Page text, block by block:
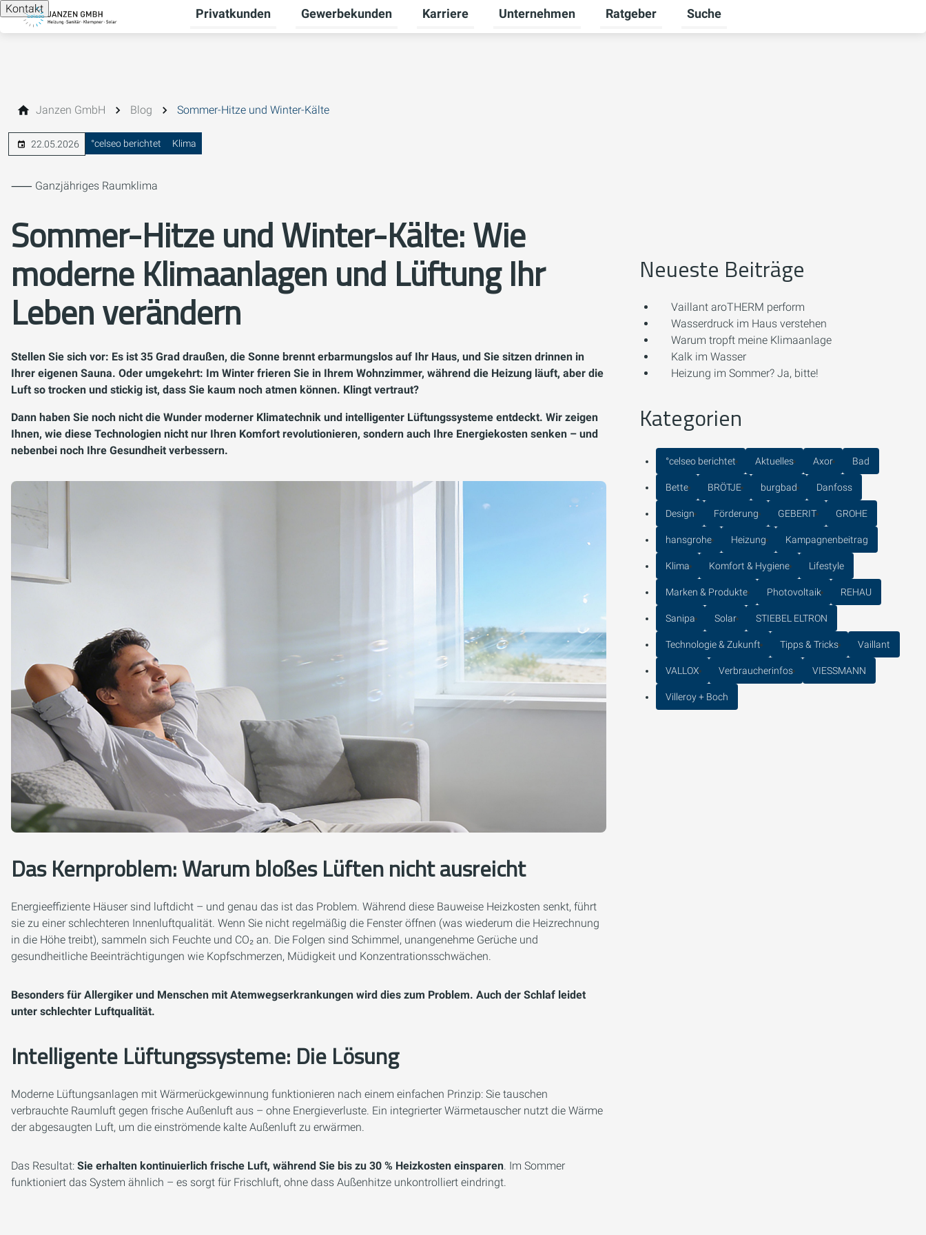
Kontakt Privatkunden
Untermenü für Privatkunden umschalten
Gewerbekunden
Untermenü für Gewerbekunden umschalten
Karriere
Untermenü für Karriere umschalten
Unternehmen
Untermenü für Unternehmen umschalten
Ratgeber
Untermenü für Ratgeber umschalten
Suche
Janzen GmbH Blog Sommer-Hitze und Winter-Kälte
22.05.2026 °celseo berichtet Klima
⸺ Ganzjähriges Raumklima
Sommer-Hitze und Winter-Kälte: Wie
moderne Klimaanlagen und Lüftung Ihr
Leben verändern
Stellen Sie sich vor: Es ist 35 Grad draußen, die Sonne brennt erbarmungslos auf Ihr Haus, und Sie sitzen drinnen in
Ihrer eigenen Sauna. Oder umgekehrt: Im Winter frieren Sie in Ihrem Wohnzimmer, während die Heizung läuft, aber die
Luft so trocken und stickig ist, dass Sie kaum noch atmen können. Klingt vertraut?
Dann haben Sie noch nicht die Wunder moderner Klimatechnik und intelligenter Lüftungssysteme entdeckt. Wir zeigen
Ihnen, wie diese Technologien nicht nur Ihren Komfort revolutionieren, sondern auch Ihre Energiekosten senken – und
nebenbei noch Ihre Gesundheit verbessern.
Das Kernproblem: Warum bloßes Lüften nicht ausreicht
Energieeffiziente Häuser sind luftdicht – und genau das ist das Problem. Während diese Bauweise Heizkosten senkt, führt
sie zu einer schlechteren Innenluftqualität. Wenn Sie nicht regelmäßig die Fenster öffnen (was wiederum die Heizrechnung
in die Höhe treibt), sammeln sich Feuchte und CO₂ an. Die Folgen sind Schimmel, unangenehme Gerüche und
gesundheitliche Beeinträchtigungen wie Kopfschmerzen, Müdigkeit und Konzentrationsschwächen.
Besonders für Allergiker und Menschen mit Atemwegserkrankungen wird dies zum Problem. Auch der Schlaf leidet
unter schlechter Luftqualität.
Intelligente Lüftungssysteme: Die Lösung
Moderne Lüftungsanlagen mit Wärmerückgewinnung funktionieren nach einem einfachen Prinzip: Sie tauschen
verbrauchte Raumluft gegen frische Außenluft aus – ohne Energieverluste. Ein integrierter Wärmetauscher nutzt die Wärme
der abgesaugten Luft, um die einströmende kalte Außenluft zu erwärmen.
Das Resultat: Sie erhalten kontinuierlich frische Luft, während Sie bis zu 30 % Heizkosten einsparen. Im Sommer
funktioniert das System ähnlich – es sorgt für Frischluft, ohne dass Außenhitze unkontrolliert eindringt.
Neueste Beiträge
Vaillant aroTHERM perform
Wasserdruck im Haus verstehen
Warum tropft meine Klimaanlage
Kalk im Wasser
Heizung im Sommer? Ja, bitte!
Kategorien
°celseo berichtet Aktuelles Axor Bad
Bette BRÖTJE burgbad Danfoss
Design Förderung GEBERIT GROHE
hansgrohe Heizung Kampagnenbeitrag
Klima Komfort & Hygiene Lifestyle
Marken & Produkte Photovoltaik REHAU
Sanipa Solar STIEBEL ELTRON
Technologie & Zukunft Tipps & Tricks Vaillant
VALLOX Verbraucherinfos VIESSMANN
Villeroy + Boch